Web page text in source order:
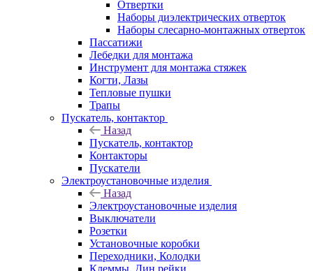
Отвертки
Наборы диэлектрических отверток
Наборы слесарно-монтажных отверток
Пассатижи
Лебедки для монтажа
Инструмент для монтажа стяжек
Когти, Лазы
Тепловые пушки
Трапы
Пускатель, контактор
Назад
Пускатель, контактор
Контакторы
Пускатели
Электроустановочные изделия
Назад
Электроустановочные изделия
Выключатели
Розетки
Установочные коробки
Переходники, Колодки
Клеммы, Дин рейки